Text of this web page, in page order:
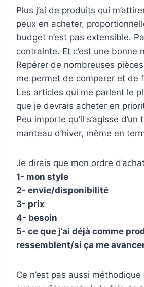
Plus j’ai de produits qui
peux en acheter,
budget n’est pas extensible.
contrainte. Et c’est une bonne
Repérer de nombreuses pièces
me permet de comparer et de
Les articles qui me parlent le
que je devrais acheter en
Peu importe qu’il s’agisse d’un
manteau d’hiver, même en
Je dirais que mon ordre
1- mon style
2- envie/disponibilité
3- prix
4- besoin
5- ce que j’ai déjà comme
ressemblent/si ça me
Ce n’est pas aussi